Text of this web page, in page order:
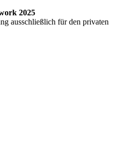
2025
ausschließlich für den privaten